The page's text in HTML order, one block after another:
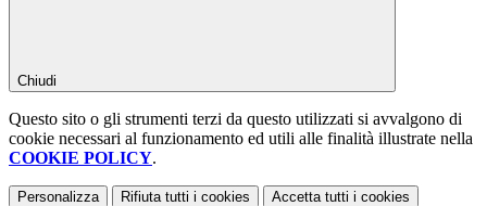
Chiudi
Questo sito o gli strumenti terzi da questo utilizzati si avvalgono di
cookie necessari al funzionamento ed utili alle finalità illustrate nella
COOKIE POLICY.
Personalizza Rifiuta tutti i cookies Accetta tutti i cookies